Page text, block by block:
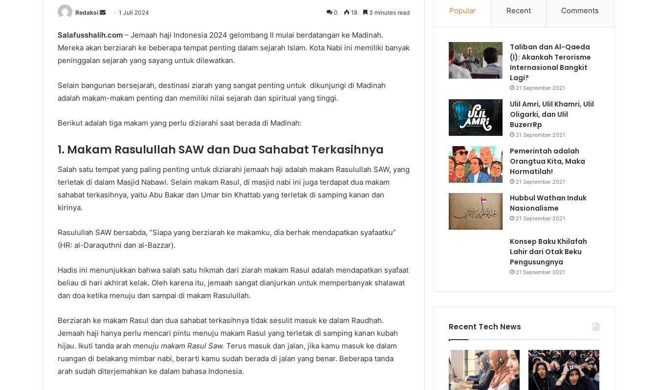
Redaksi
n
d
a
e
1 Juli 2024 0 18 3 minutes read
Salafusshalih.com – Jemaah haji Indonesia 2024 gelombang II mulai berdatangan ke Madinah.
Mereka akan berziarah ke beberapa tempat penting dalam sejarah Islam. Kota Nabi ini memiliki banyak
peninggalan sejarah yang sayang untuk dilewatkan.
Selain bangunan bersejarah, destinasi ziarah yang sangat penting untuk dikunjungi di Madinah
adalah makam-makam penting dan memiliki nilai sejarah dan spiritual yang tinggi.
Berikut adalah tiga makam yang perlu diziarahi saat berada di Madinah:
1. Makam Rasulullah SAW dan Dua Sahabat Terkasihnya
Salah satu tempat yang paling penting untuk diziarahi jemaah haji adalah makam Rasulullah SAW, yang
terletak di dalam Masjid Nabawi. Selain makam Rasul, di masjid nabi ini juga terdapat dua makam
sahabat terkasihnya, yaitu Abu Bakar dan Umar bin Khattab yang terletak di samping kanan dan
kirinya.
Rasulullah SAW bersabda, “Siapa yang berziarah ke makamku, dia berhak mendapatkan syafaatku”
(HR: al-Daraquthni dan al-Bazzar).
Hadis ini menunjukkan bahwa salah satu hikmah dari ziarah makam Rasul adalah mendapatkan syafaat
beliau di hari akhirat kelak. Oleh karena itu, jemaah sangat dianjurkan untuk memperbanyak shalawat
dan doa ketika menuju dan sampai di makam Rasulullah.
Berziarah ke makam Rasul dan dua sahabat terkasihnya tidak sesulit masuk ke dalam Raudhah.
Jemaah haji hanya perlu mencari pintu menuju makam Rasul yang terletak di samping kanan kubah
hijau. Ikuti tanda arah menuju makam Rasul Saw. Terus masuk dan jalan, jika kamu masuk ke dalam
ruangan di belakang mimbar nabi, berarti kamu sudah berada di jalan yang benar. Beberapa tanda
arah sudah diterjemahkan ke dalam bahasa Indonesia.
Popular Recent Comments
Taliban dan Al-Qaeda
(I): Akankah Terorisme
Internasional Bangkit
Lagi?
21 September 2021
Ulil Amri, Ulil Khamri, Ulil
Oligarki, dan Ulil
BuzerrRp
21 September 2021
Pemerintah adalah
Orangtua Kita, Maka
Hormatilah!
21 September 2021
Hubbul Wathan Induk
Nasionalisme
21 September 2021
Konsep Baku Khilafah
Lahir dari Otak Beku
Pengusungnya
21 September 2021
Recent Tech News